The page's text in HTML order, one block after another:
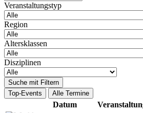
Veranstaltungstyp
Region
Altersklassen
Disziplinen
Suche mit Filtern
Top-Events
Alle Termine
Datum